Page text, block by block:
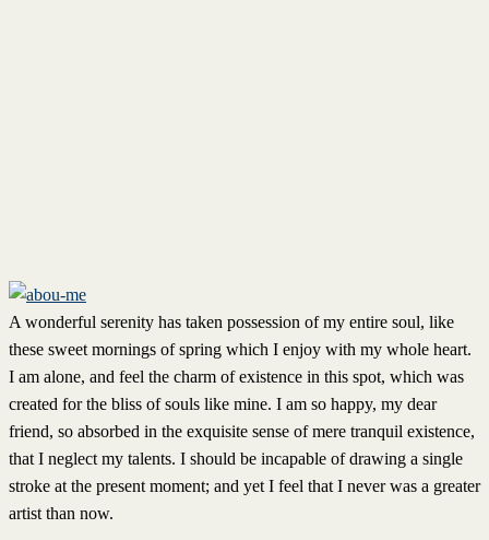
A wonderful serenity has taken possession of my entire soul, like
these sweet mornings of spring which I enjoy with my whole heart.
I am alone, and feel the charm of existence in this spot, which was
created for the bliss of souls like mine. I am so happy, my dear
friend, so absorbed in the exquisite sense of mere tranquil existence,
that I neglect my talents. I should be incapable of drawing a single
stroke at the present moment; and yet I feel that I never was a greater
artist than now.